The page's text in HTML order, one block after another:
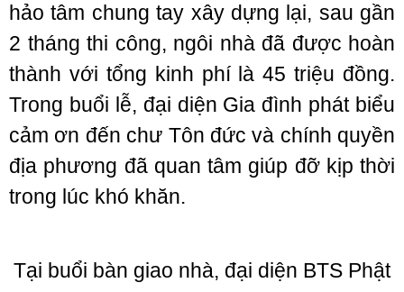
hảo tâm chung tay xây dựng lại, sau gần
2 tháng thi công, ngôi nhà đã được hoàn
thành với tổng kinh phí là 45 triệu đồng.
Trong buổi lễ, đại diện Gia đình phát biểu
cảm ơn đến chư Tôn đức và chính quyền
địa phương đã quan tâm giúp đỡ kịp thời
trong lúc khó khăn.
Tại buổi bàn giao nhà, đại diện BTS Phật